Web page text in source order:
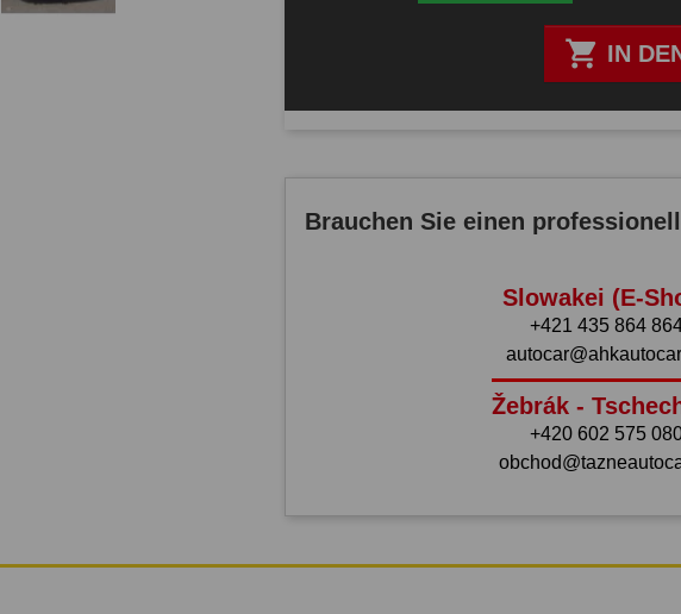
 IN
Brauchen Sie einen
Slowakei (E-
+421 435 864
Žebrák -
+420 602 575